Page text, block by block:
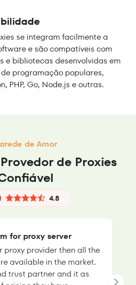
se integram facilmente a
e são compatíveis com
e bibliotecas desenvolvidas em
programação populares,
PHP, Go, Node.js e outras.
de Amor
de Proxies
4.8
for proxy server
proxy provider then all the
available in the market.
trust partner and it as